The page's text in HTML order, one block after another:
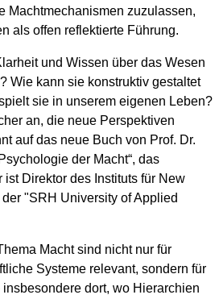
Machtmechanismen zuzulassen,
als offen reflektierte Führung.
und Wissen über das Wesen
Wie kann sie konstruktiv gestaltet
sie in unserem eigenen Leben?
an, die neue Perspektiven
auf das neue Buch von Prof. Dr.
der Macht“, das
ist Direktor des Instituts für New
"SRH University of Applied
Macht sind nicht nur für
Systeme relevant, sondern für
dort, wo Hierarchien